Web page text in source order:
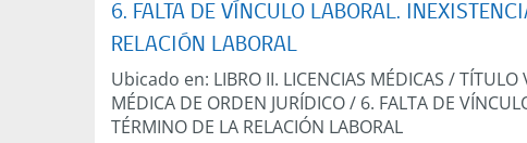
6. FALTA DE VÍNCULO LABORAL.
RELACIÓN LABORAL
Ubicado en: LIBRO II. LICENCIAS MÉDICAS /TÍTULO
MÉDICA DE ORDEN JURÍDICO/ 6. FALTA DE
TÉRMINO DE LA RELACIÓN LABORAL